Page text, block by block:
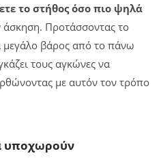
το στήθος όσο πιο ψηλά
άσκηση. Προτάσσοντας το
μεγάλο βάρος από το πάνω
τους αγκώνες να
με αυτόν τον τρόπο
υποχωρούν